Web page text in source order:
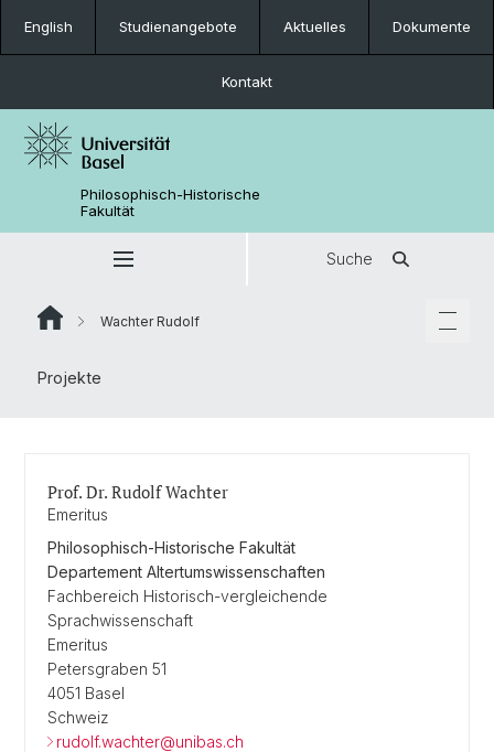
English Studienangebote Aktuelles Dokumente
Kontakt
Philosophisch-Historische
Fakultät
Suche
Wachter Rudolf
Projekte
Prof. Dr. Rudolf Wachter
Emeritus
Philosophisch-Historische Fakultät
Departement Altertumswissenschaften
Fachbereich Historisch-vergleichende
Sprachwissenschaft
Emeritus
Petersgraben 51
4051 Basel
Schweiz
rudolf.wachter@unibas.ch